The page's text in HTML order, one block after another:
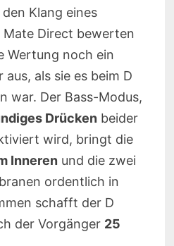
Klang eines
Mate Direct bewerten
Wertung noch ein
als sie es beim D
war. Der Bass-Modus,
Drücken beider
wird, bringt die
Inneren und die zwei
ordentlich in
schafft der D
der Vorgänger 25